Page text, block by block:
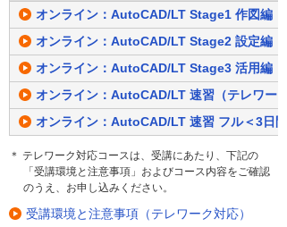
オンライン：AutoCAD/LT Stage1 作図編（
オンライン：AutoCAD/LT Stage2 設定編（
オンライン：AutoCAD/LT Stage3 活用編（
オンライン：AutoCAD/LT 速習（テレワーク
オンライン：AutoCAD/LT 速習 フル＜3日
＊ テレワーク対応コースは、受講にあたり、下記の
「受講環境と注意事項」およびコース内容をご確認
のうえ、お申し込みください。
受講環境と注意事項（テレワーク対応）